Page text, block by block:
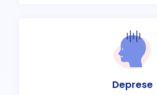
Deprese